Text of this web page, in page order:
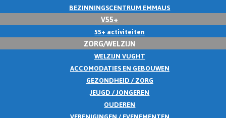
BEZINNINGSCENTRUM EMMAUS
V55+
55+ activiteiten
ZORG/WELZIJN
WELZIJN VUGHT
ACCOMODATIES EN GEBOUWEN
GEZONDHEID / ZORG
JEUGD / JONGEREN
OUDEREN